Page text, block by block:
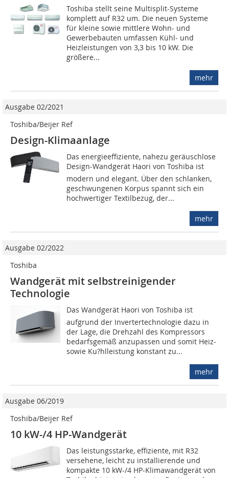
Toshiba stellt seine Multisplit-Systeme
komplett auf R32 um. Die neuen Systeme
für kleine sowie mittlere Wohn- und
Gewerbebauten umfassen Kühl- und
Heizleistungen von 3,3 bis 10 kW. Die
größere...
mehr
Ausgabe 02/2021
Toshiba/Beijer Ref
Design-Klimaanlage
Das energieeffiziente, nahezu geräuschlose
Design-Wandgerät Haori von Toshiba ist
modern und elegant. Über den schlanken,
geschwungenen Korpus spannt sich ein
hochwertiger Textilbezug, der...
mehr
Ausgabe 02/2022
Toshiba
Wandgerät mit selbstreinigender
Technologie
Das Wandgerät Haori von Toshiba ist
aufgrund der Invertertechnologie dazu in
der Lage, die Drehzahl des Kompressors
bedarfsgemäß anzupassen und somit Heiz-
sowie Ku?hlleistung konstant zu...
mehr
Ausgabe 06/2019
Toshiba/Beijer Ref
10 kW-/4 HP-Wandgerät
Das leistungsstarke, effiziente, mit R32
versehene, leicht zu installierende und
kompakte 10 kW-/4 HP-Klimawandgerät von